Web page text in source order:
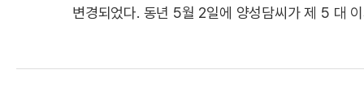
변경되었다. 동년 5월 2일에 양성담씨가 제 5 대